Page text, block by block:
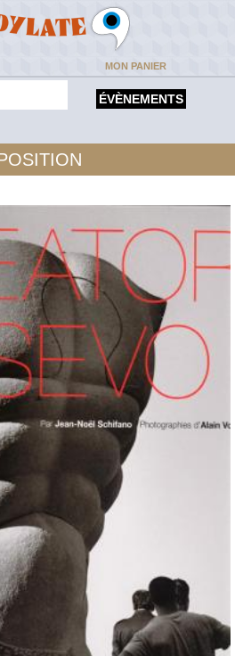
MON PANIER
ÉVÈNEMENTS